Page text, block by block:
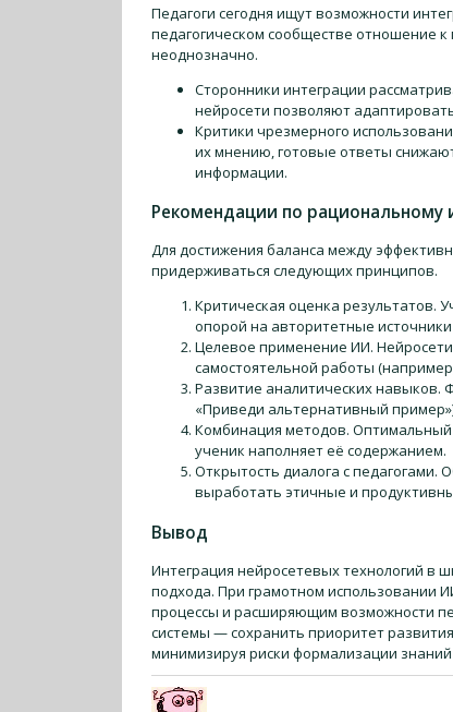
Педагоги сегодня ищут возможности
педагогическом сообществе отношение
неоднозначно.
Сторонники интеграции
нейросети позволяют
Критики чрезмерного
их мнению, готовые ответы
информации.
Рекомендации по рациональному
Для достижения баланса между
придерживаться следующих принципов.
Критическая оценка результатов.
опорой на авторитетные
Целевое применение ИИ.
самостоятельной работы
Развитие аналитических навыков.
«Приведи альтернативный
Комбинация методов.
ученик наполняет её содержанием.
Открытость диалога с педагогами.
выработать этичные и
Вывод
Интеграция нейросетевых технологий
подхода. При грамотном использовании
процессы и расширяющим возможности
системы — сохранить приоритет
минимизируя риски формализации